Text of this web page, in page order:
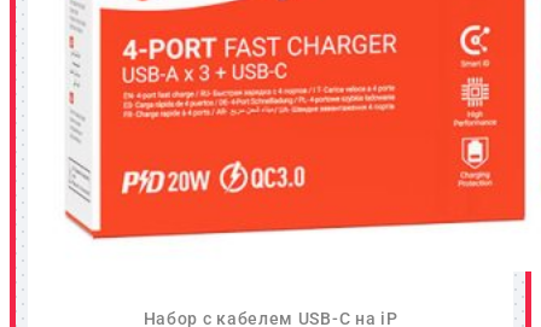
Набор с кабелем USB-C на iP